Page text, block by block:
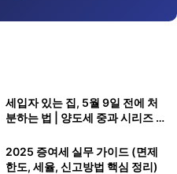
세입자 있는 집, 5월 9일 전에 처
분하는 법 | 양도세 중과 시리즈 4
처분하는 법 [양도세 중과 시리즈
2025 증여세 실무 가이드 (면제
한도, 세율, 신고방법 핵심 정리)